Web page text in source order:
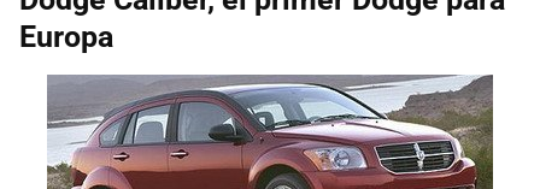
Europa